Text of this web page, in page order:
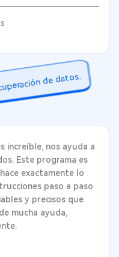
de datos.
increíble, nos ayuda a
Este programa es
exactamente lo
paso a paso
y precisos que
mucha ayuda,